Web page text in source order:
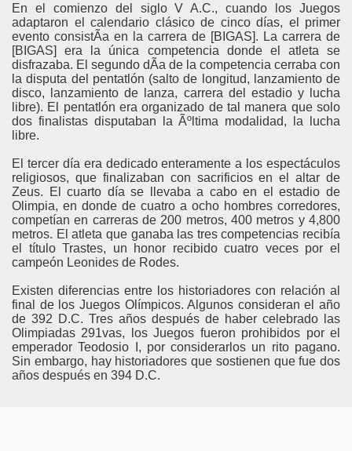
En el comienzo del siglo V A.C., cuando los Juegos
adaptaron el calendario clásico de cinco días, el primer
evento consistÃ­a en la carrera de [BIGAS]. La carrera de
[BIGAS] era la única competencia donde el atleta se
disfrazaba. El segundo dÃ­a de la competencia cerraba con
la disputa del pentatlón (salto de longitud, lanzamiento de
disco, lanzamiento de lanza, carrera del estadio y lucha
libre). El pentatlón era organizado de tal manera que solo
dos finalistas disputaban la Ãºltima modalidad, la lucha
libre.
El tercer dí­a era dedicado enteramente a los espectáculos
religiosos, que finalizaban con sacrificios en el altar de
Zeus. El cuarto día se llevaba a cabo en el estadio de
Olimpia, en donde de cuatro a ocho hombres corredores,
competían en carreras de 200 metros, 400 metros y 4,800
metros. El atleta que ganaba las tres competencias recibía
el tí­tulo Trastes, un honor recibido cuatro veces por el
campeón Leonides de Rodes.
Existen diferencias entre los historiadores con relación al
final de los Juegos Olí­mpicos. Algunos consideran el año
de 392 D.C. Tres años después de haber celebrado las
Olimpiadas 291vas, los Juegos fueron prohibidos por el
emperador Teodosio I, por considerarlos un rito pagano.
Sin embargo, hay historiadores que sostienen que fue dos
años después en 394 D.C.